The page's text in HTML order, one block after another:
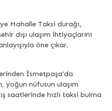
Mahalle Taksi durağı,
dışı ulaşım ihtiyaçlarını
öne çıkar.
İsmetpaşa’da
yoğun nüfusun ulaşım
saatlerinde hızlı taksi bulma